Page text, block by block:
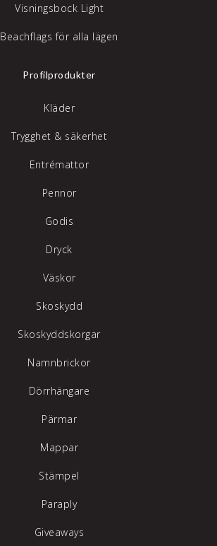
Visningsbock Light
Beachflags för alla lägen
Profilprodukter
Kläder
Trygghet & säkerhet
Entrémattor
Pennor
Godis
Dryck
Väskor
Skoskydd
Skoskyddskorgar
Namnbrickor
Dörrhängare
Pärmar
Mappar
Stämpel
Paraply
Giveaways